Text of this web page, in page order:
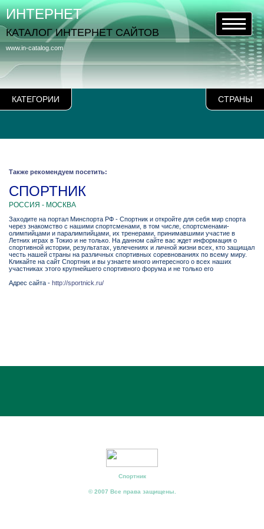
КАТЕГОРИИ СТРАНЫ
www.in-catalog.com
ИНТЕРНЕТ
КАТАЛОГ ИНТЕРНЕТ САЙТОВ
Также рекомендуем посетить:
СПОРТНИК
РОССИЯ - МОСКВА
Заходите на портал Минспорта РФ - Спортник и откройте для себя мир спорта
через знакомство с нашими спортсменами, в том числе, спортсменами-
олимпийцами и паралимпийцами, их тренерами, принимавшими участие в
Летних играх в Токио и не только. На данном сайте вас ждет информация о
спортивной истории, результатах, увлечениях и личной жизни всех, кто защищал
честь нашей страны на различных спортивных соревнованиях по всему миру.
Кликайте на сайт Спортник и вы узнаете много интересного о всех наших
участниках этого крупнейшего спортивного форума и не только его
Адрес сайта - http://sportnick.ru/
Спортник
© 2007 Все права защищены.